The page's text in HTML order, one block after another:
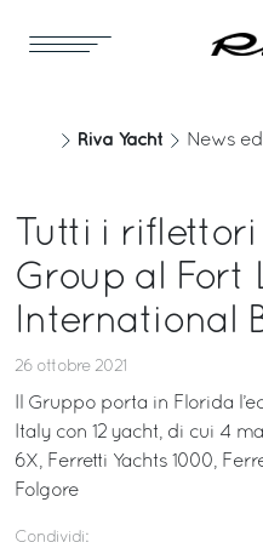
Riva Yacht News
Tutti i
Group al Fort
International
26 ottobre 2021
Il Gruppo porta in Florida
Italy con 12 yacht, di cui 4
6X, Ferretti Yachts 1000,
Folgore
Condividi: